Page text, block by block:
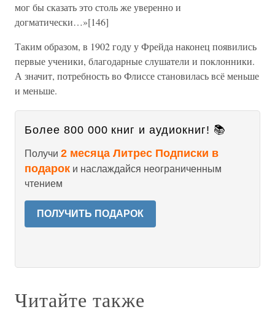
мог бы сказать это столь же уверенно и
догматически…»[146]
Таким образом, в 1902 году у Фрейда наконец появились
первые ученики, благодарные слушатели и поклонники.
А значит, потребность во Флиссе становилась всё меньше
и меньше.
Более 800 000 книг и аудиокниг! 📚
Получи 2 месяца Литрес Подписки в
подарок и наслаждайся неограниченным
чтением
ПОЛУЧИТЬ ПОДАРОК
Читайте также